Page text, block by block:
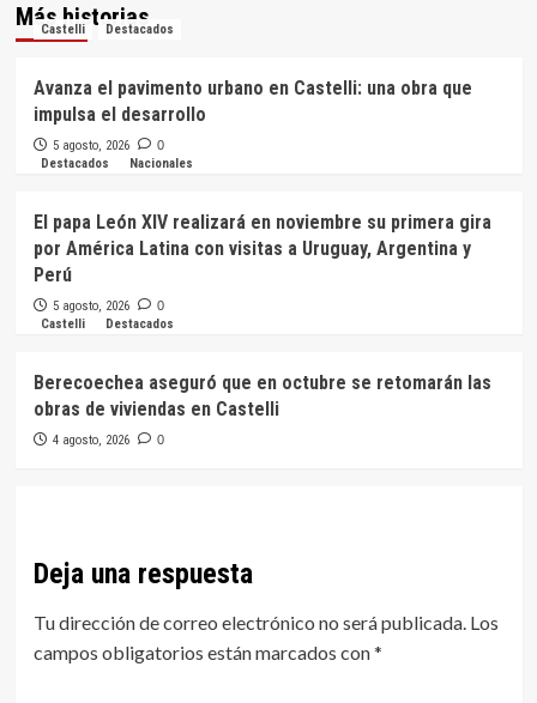
Más historias
Castelli Destacados
Avanza el pavimento urbano en Castelli: una obra que
impulsa el desarrollo
5 agosto, 2026 0
Destacados Nacionales
El papa León XIV realizará en noviembre su primera gira
por América Latina con visitas a Uruguay, Argentina y
Perú
5 agosto, 2026 0
Castelli Destacados
Berecoechea aseguró que en octubre se retomarán las
obras de viviendas en Castelli
4 agosto, 2026 0
Deja una respuesta
Tu dirección de correo electrónico no será publicada. Los
campos obligatorios están marcados con*